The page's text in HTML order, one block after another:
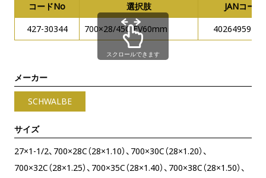
コードNo 選択肢
JANコード
427-30344
700×28/45C FV60mm
スクロールできます
メーカー
SCHWALBE
サイズ
27×1-1/2、700×28C（28×1.10）、700×30C（28×1.20）、
700×32C（28×1.25）、700×35C（28×1.40）、700×38C（28×1.50）、